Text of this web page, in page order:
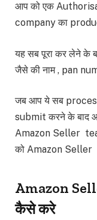
आप को एक
company का
यह सब पूरा कर लेने के
जैसे की नाम , pan
जब आप ये सब
submit करने के बाद
Amazon Seller
को Amazon Seller
Amazon
कैसे करे